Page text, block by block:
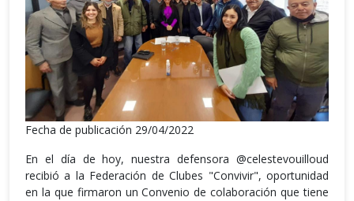
Fecha de publicación 29/04/2022
En el día de hoy, nuestra defensora @celestevouilloud
recibió a la Federación de Clubes "Convivir", oportunidad
en la que firmaron un Convenio de colaboración que tiene